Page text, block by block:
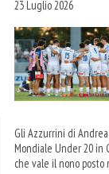
23 Luglio 2026
Gli Azzurrini di
Mondiale Under 20 in
che vale il nono posto